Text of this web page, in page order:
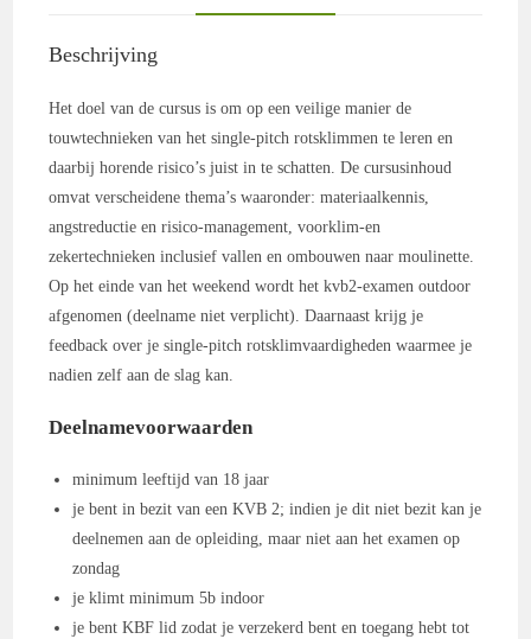
Beschrijving
Het doel van de cursus is om op een veilige manier de
touwtechnieken van het single-pitch rotsklimmen te leren en
daarbij horende risico’s juist in te schatten. De cursusinhoud
omvat verscheidene thema’s waaronder: materiaalkennis,
angstreductie en risico-management, voorklim-en
zekertechnieken inclusief vallen en ombouwen naar moulinette.
Op het einde van het weekend wordt het kvb2-examen outdoor
afgenomen (deelname niet verplicht). Daarnaast krijg je
feedback over je single-pitch rotsklimvaardigheden waarmee je
nadien zelf aan de slag kan.
Deelnamevoorwaarden
minimum leeftijd van 18 jaar
je bent in bezit van een KVB 2; indien je dit niet bezit kan je
deelnemen aan de opleiding, maar niet aan het examen op
zondag
je klimt minimum 5b indoor
je bent KBF lid zodat je verzekerd bent en toegang hebt tot